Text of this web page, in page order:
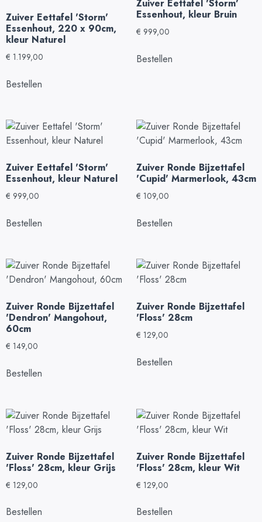
Zuiver Eettafel 'Storm'
Essenhout, 220 x 90cm,
kleur Naturel
€ 1.199,00
Bestellen
Zuiver Eettafel 'Storm'
Essenhout, kleur Bruin
€ 999,00
Bestellen
Zuiver Eettafel 'Storm'
Essenhout, kleur Naturel
€ 999,00
Bestellen
Zuiver Ronde Bijzettafel
'Cupid' Marmerlook, 43cm
€ 109,00
Bestellen
Zuiver Ronde Bijzettafel
'Dendron' Mangohout,
60cm
€ 149,00
Bestellen
Zuiver Ronde Bijzettafel
'Floss' 28cm
€ 129,00
Bestellen
Zuiver Ronde Bijzettafel
'Floss' 28cm, kleur Grijs
€ 129,00
Bestellen
Zuiver Ronde Bijzettafel
'Floss' 28cm, kleur Wit
€ 129,00
Bestellen